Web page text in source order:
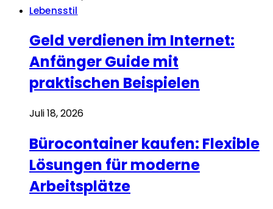
Lebensstil
Geld verdienen im Internet:
Anfänger Guide mit
praktischen Beispielen
Juli 18, 2026
Bürocontainer kaufen: Flexible
Lösungen für moderne
Arbeitsplätze